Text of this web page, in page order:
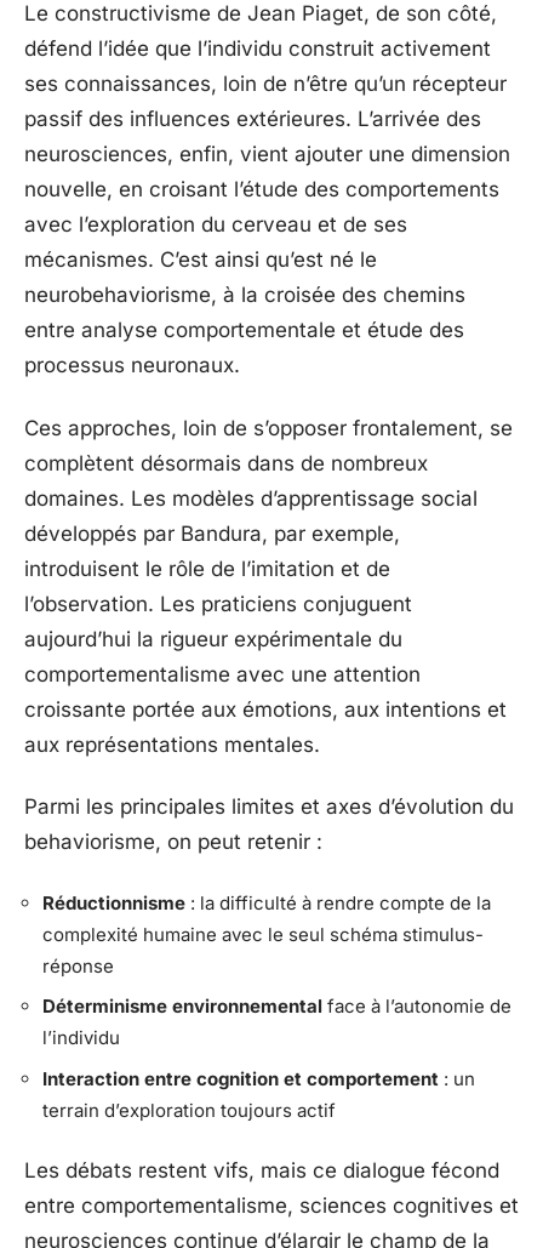
Le constructivisme de Jean Piaget, de son côté,
défend l’idée que l’individu construit activement
ses connaissances, loin de n’être qu’un récepteur
passif des influences extérieures. L’arrivée des
neurosciences, enfin, vient ajouter une dimension
nouvelle, en croisant l’étude des comportements
avec l’exploration du cerveau et de ses
mécanismes. C’est ainsi qu’est né le
neurobehaviorisme, à la croisée des chemins
entre analyse comportementale et étude des
processus neuronaux.
Ces approches, loin de s’opposer frontalement, se
complètent désormais dans de nombreux
domaines. Les modèles d’apprentissage social
développés par Bandura, par exemple,
introduisent le rôle de l’imitation et de
l’observation. Les praticiens conjuguent
aujourd’hui la rigueur expérimentale du
comportementalisme avec une attention
croissante portée aux émotions, aux intentions et
aux représentations mentales.
Parmi les principales limites et axes d’évolution du
behaviorisme, on peut retenir :
Réductionnisme : la difficulté à rendre compte de la
complexité humaine avec le seul schéma stimulus-
réponse
Déterminisme environnemental face à l’autonomie de
l’individu
Interaction entre cognition et comportement : un
terrain d’exploration toujours actif
Les débats restent vifs, mais ce dialogue fécond
entre comportementalisme, sciences cognitives et
neurosciences continue d’élargir le champ de la